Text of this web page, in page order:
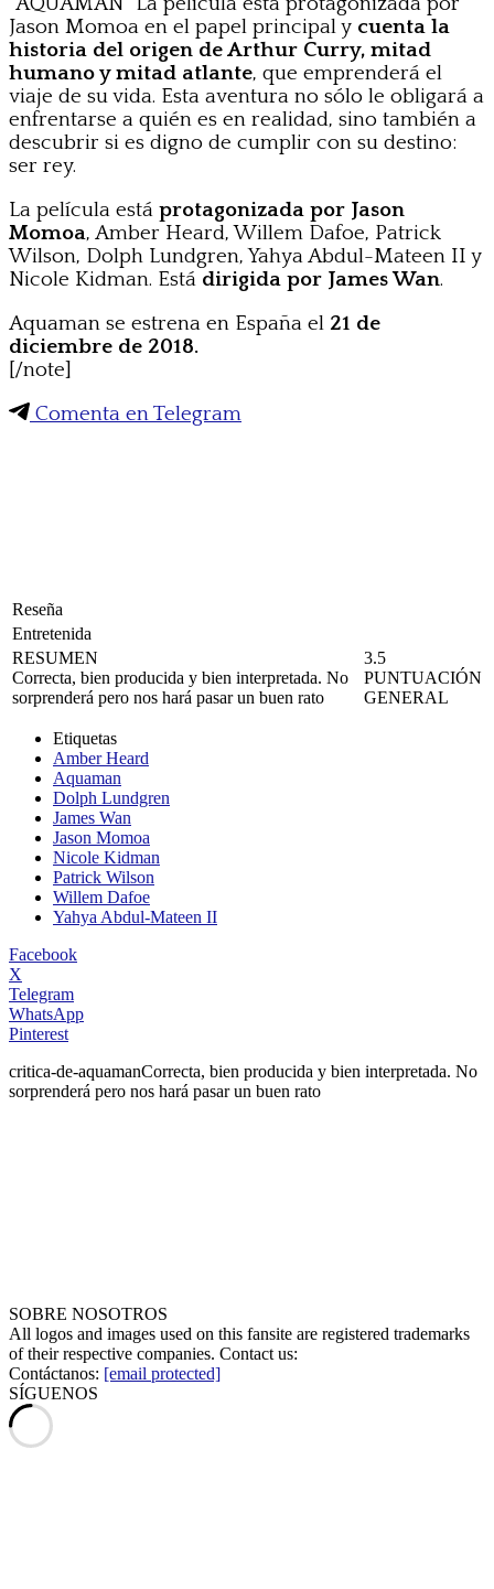
Jason Momoa en el papel principal y cuenta la
historia del origen de Arthur Curry, mitad
humano y mitad atlante, que emprenderá el
viaje de su vida. Esta aventura no sólo le obligará a
enfrentarse a quién es en realidad, sino también a
descubrir si es digno de cumplir con su destino:
ser rey.
La película está protagonizada por Jason
Momoa, Amber Heard, Willem Dafoe, Patrick
Wilson, Dolph Lundgren, Yahya Abdul-Mateen II y
Nicole Kidman. Está dirigida por James Wan.
Aquaman se estrena en España el 21 de
diciembre de 2018.
[/note]
Comenta en Telegram
Reseña
Entretenida
RESUMEN
Correcta, bien producida y bien interpretada. No
sorprenderá pero nos hará pasar un buen rato
3.5
PUNTUACIÓN
GENERAL
Etiquetas
Amber Heard
Aquaman
Dolph Lundgren
James Wan
Jason Momoa
Nicole Kidman
Patrick Wilson
Willem Dafoe
Yahya Abdul-Mateen II
Facebook
X
Telegram
WhatsApp
Pinterest
critica-de-aquamanCorrecta, bien producida y bien interpretada. No
sorprenderá pero nos hará pasar un buen rato
SOBRE NOSOTROS
All logos and images used on this fansite are registered trademarks
of their respective companies. Contact us:
Contáctanos: [email protected]
SÍGUENOS